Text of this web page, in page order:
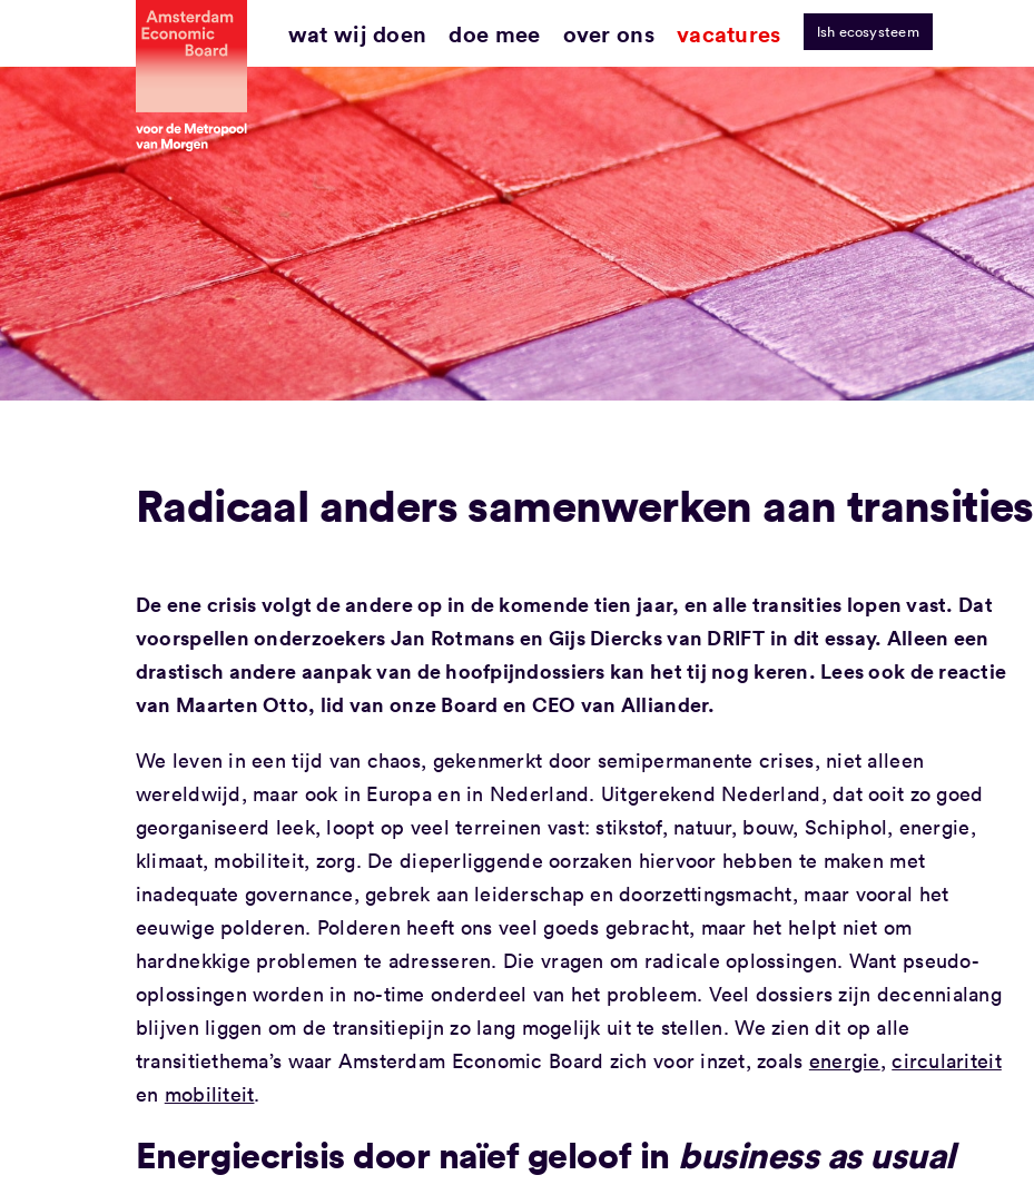
inhoud
wat wij doen doe mee over ons vacatures lsh ecosysteem
Radicaal anders samenwerken aan transities
De ene crisis volgt de andere op in de komende tien jaar, en alle transities lopen vast. Dat
voorspellen onderzoekers Jan Rotmans en Gijs Diercks van DRIFT in dit essay. Alleen een
drastisch andere aanpak van de hoofpijndossiers kan het tij nog keren. Lees ook de reactie
van Maarten Otto, lid van onze Board en CEO van Alliander.
We leven in een tijd van chaos, gekenmerkt door semipermanente crises, niet alleen
wereldwijd, maar ook in Europa en in Nederland. Uitgerekend Nederland, dat ooit zo goed
georganiseerd leek, loopt op veel terreinen vast: stikstof, natuur, bouw, Schiphol, energie,
klimaat, mobiliteit, zorg. De dieperliggende oorzaken hiervoor hebben te maken met
inadequate governance, gebrek aan leiderschap en doorzettingsmacht, maar vooral het
eeuwige polderen. Polderen heeft ons veel goeds gebracht, maar het helpt niet om
hardnekkige problemen te adresseren. Die vragen om radicale oplossingen. Want pseudo-
oplossingen worden in no-time onderdeel van het probleem. Veel dossiers zijn decennialang
blijven liggen om de transitiepijn zo lang mogelijk uit te stellen. We zien dit op alle
transitiethema’s waar Amsterdam Economic Board zich voor inzet, zoals energie,circulariteit
en mobiliteit.
Energiecrisis door naïef geloof in business as usual